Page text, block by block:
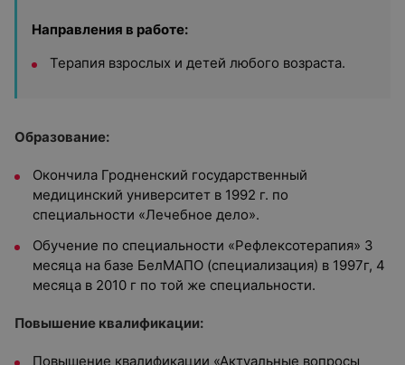
Направления в работе:
Терапия взрослых и детей любого возраста.
Образование:
Окончила Гродненский государственный
медицинский университет в 1992 г. по
специальности «Лечебное дело».
Обучение по специальности «Рефлексотерапия» 3
месяца на базе БелМАПО (специализация) в 1997г, 4
месяца в 2010 г по той же специальности.
Повышение квалификации:
Повышение квалификации «Актуальные вопросы